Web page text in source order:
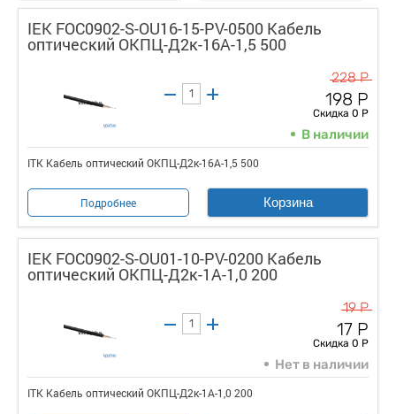
IEK FOC0902-S-OU16-15-PV-0500 Кабель
оптический ОКПЦ-Д2к-16А-1,5 500
228 Р
198 Р
Скидка 0 Р
В наличии
ITK Кабель оптический ОКПЦ-Д2к-16А-1,5 500
Подробнее Корзина
IEK FOC0902-S-OU01-10-PV-0200 Кабель
оптический ОКПЦ-Д2к-1А-1,0 200
19 Р
17 Р
Скидка 0 Р
Нет в наличии
ITK Кабель оптический ОКПЦ-Д2к-1А-1,0 200